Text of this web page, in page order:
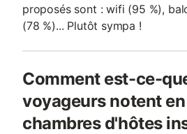
proposés sont : wifi (95 %),
(78 %)... Plutôt sympa !
Comment est-ce-
voyageurs notent
chambres d'hôtes